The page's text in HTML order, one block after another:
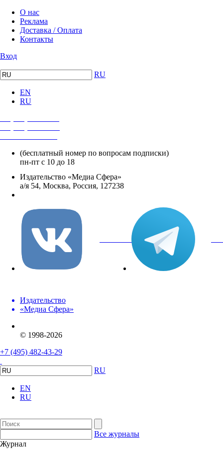
О нас
Реклама
Доставка / Оплата
Контакты
Вход
RU
EN
RU
(бесплатный номер по вопросам подписки)
пн-пт с 10 до 18
Издательство «Медиа Сфера»
а/я 54, Москва, Россия, 127238
вКонтакте
Издательство
«Медиа Сфера»
© 1998-2026
+7 (495) 482-43-29
RU
EN
RU
Все журналы
Журнал